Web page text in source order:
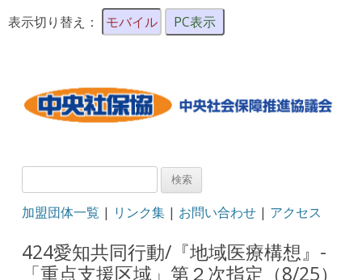
表示切り替え： モバイル PC表示
検
加盟団体一覧 | リンク集 | お問い合わせ | アクセス
424愛知共同行動/『地域医療構想』-
「重点支援区域」第２次指定（8/25）